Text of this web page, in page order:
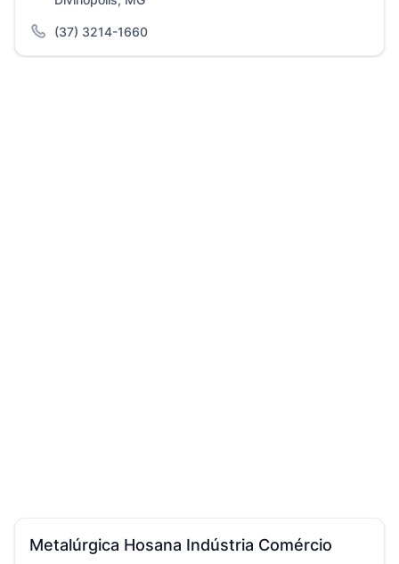
(37) 3214-1660
Metalúrgica Hosana Indústria Comércio